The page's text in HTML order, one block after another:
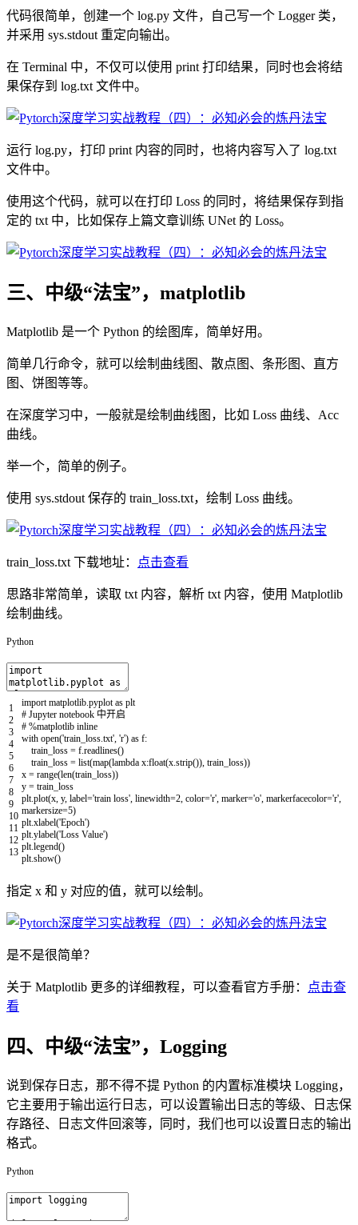
代码很简单，创建一个 log.py 文件，自己写一个 Logger 类，
并采用 sys.stdout 重定向输出。
在 Terminal 中，不仅可以使用 print 打印结果，同时也会将结
果保存到 log.txt 文件中。
运行 log.py，打印 print 内容的同时，也将内容写入了 log.txt
文件中。
使用这个代码，就可以在打印 Loss 的同时，将结果保存到指
定的 txt 中，比如保存上篇文章训练 UNet 的 Loss。
三、中级“法宝”，matplotlib
Matplotlib 是一个 Python 的绘图库，简单好用。
简单几行命令，就可以绘制曲线图、散点图、条形图、直方
图、饼图等等。
在深度学习中，一般就是绘制曲线图，比如 Loss 曲线、Acc
曲线。
举一个，简单的例子。
使用 sys.stdout 保存的 train_loss.txt，绘制 Loss 曲线。
train_loss.txt 下载地址： 点击查看
思路非常简单，读取 txt 内容，解析 txt 内容，使用 Matplotlib
绘制曲线。
Python
1
2
3
4
5
6
7
8
9
10
11
12
13
import matplotlib.pyplotas plt
# Jupyter notebook 中开启
# %matplotlib inline
with open('train_loss.txt', 'r') as f:
train_loss = f.readlines()
train_loss = list(map(lambda x:float(x.strip()), train_loss))
x = range(len(train_loss))
y = train_loss
plt.plot(x, y, label='train loss', linewidth=2, color='r', marker='o', markerfacecolor='r',
markersize=5)
plt.xlabel('Epoch')
plt.ylabel('Loss Value')
plt.legend()
plt.show()
指定 x 和 y 对应的值，就可以绘制。
是不是很简单？
关于 Matplotlib 更多的详细教程，可以查看官方手册：
点击查
看
四、中级“法宝”，Logging
说到保存日志，那不得不提 Python 的内置标准模块 Logging，
它主要用于输出运行日志，可以设置输出日志的等级、日志保
存路径、日志文件回滚等，同时，我们也可以设置日志的输出
格式。
Python